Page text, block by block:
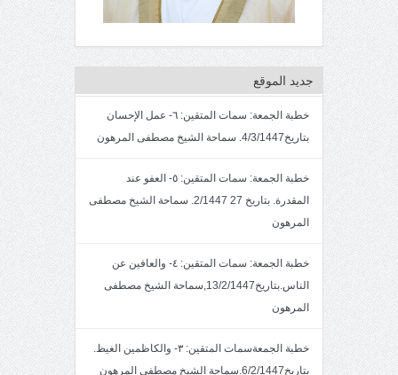
جديد الموقع
خطبة الجمعة: سمات المتقين: ٦- عمل الإحسان
بتاريخ4/3/1447. سماحة الشيخ مصطفى المرهون
خطبة الجمعة: سمات المتقين: ٥- العفو عند
المقدرة. بتاريخ 27 2/1447. سماحة الشيخ مصطفى
المرهون
خطبة الجمعة: سمات المتقين: ٤- والعافين عن
الناس.بتاريخ13/2/1447,سماحة الشيخ مصطفى
المرهون
خطبة الجمعةسمات المتقين: ٣- والكاظمين الغيظ.
بتاريخ6/2/1447.سماحة الشيخ مصطفى المرهون